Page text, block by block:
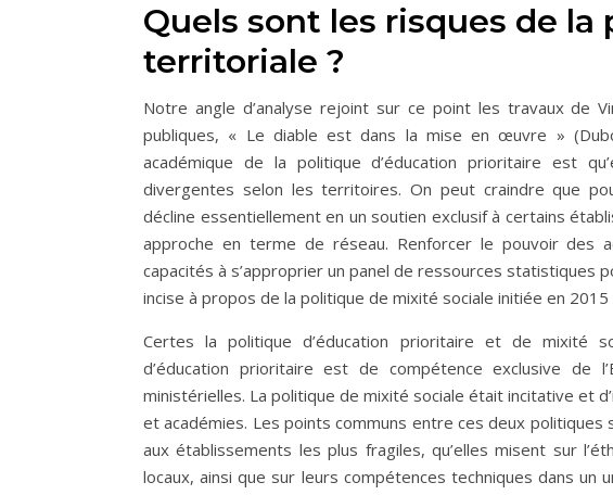
Quels sont les risques de la
territoriale ?
Notre angle d’analyse rejoint sur ce point les travaux de
publiques, « Le diable est dans la mise en œuvre »
académique de la politique d’éducation prioritaire est
divergentes selon les territoires. On peut craindre que
décline essentiellement en un soutien exclusif à certains
approche en terme de réseau. Renforcer le pouvoir des
capacités à s’approprier un panel de ressources statistiques
incise à propos de la politique de mixité sociale initiée en
Certes la politique d’éducation prioritaire et de mixité
d’éducation prioritaire est de compétence exclusive de
ministérielles. La politique de mixité sociale était incitative et
et académies. Les points communs entre ces deux politiques
aux établissements les plus fragiles, qu’elles misent sur
locaux, ainsi que sur leurs compétences techniques dans